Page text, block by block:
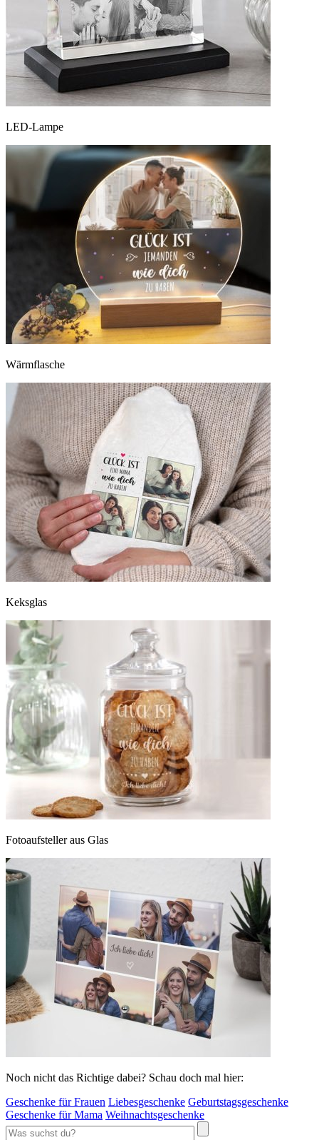
LED-Lampe
Wärmflasche
Keksglas
Fotoaufsteller aus Glas
Noch nicht das Richtige dabei? Schau doch mal hier:
Geschenke für Frauen Liebesgeschenke Geburtstagsgeschenke
Geschenke für Mama Weihnachtsgeschenke